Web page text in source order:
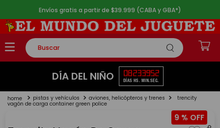
Envíos gratis a partir de $39.999 (CABA y GBA*)
Buscar
TÉRMINOS MÁS BUSCADOS
2.
lego
DÍA DEL NIÑO 08
DÍAS
23
HS.
39
MIN.
52
SEG.
pistas y vehículos aviones, helicópteros y trenes trencity
vagón de carga container green police
9 %